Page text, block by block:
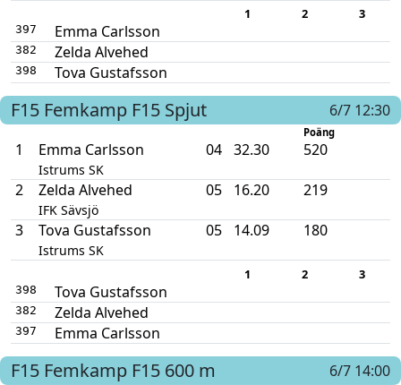
1 2 3
397 Emma Carlsson
382 Zelda Alvehed
398 Tova Gustafsson
F15 Femkamp F15 Spjut 6/7 12:30
Poäng
1 Emma Carlsson
Istrums SK
04 32.30 520
2 Zelda Alvehed
IFK Sävsjö
05 16.20 219
3 Tova Gustafsson
Istrums SK
05 14.09 180
1 2 3
398 Tova Gustafsson
382 Zelda Alvehed
397 Emma Carlsson
F15 Femkamp F15 600 m 6/7 14:00